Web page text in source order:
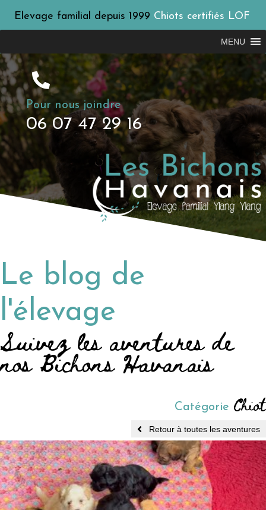
Elevage familial depuis 1999 Chiots certifiés LOF
MENU
Pour nous joindre
06 07 47 29 16
Le blog de
l'élevage
Suivez les aventures de
nos Bichons Havanais
Catégorie Chiot
Retour à toutes les aventures